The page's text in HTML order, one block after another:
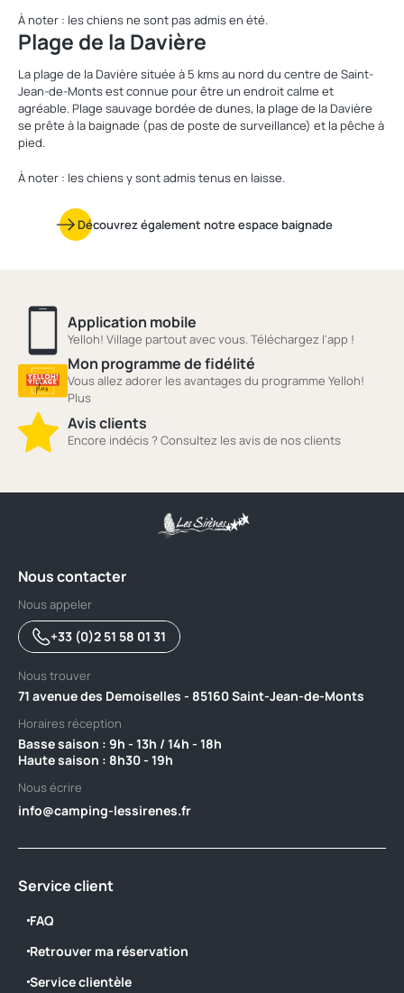
À noter : les chiens ne sont pas admis en été.
Plage de la Davière
La plage de la Davière située à 5 kms au nord du centre de Saint-
Jean-de-Monts est connue pour être un endroit calme et
agréable. Plage sauvage bordée de dunes, la plage de la Davière
se prête à la baignade (pas de poste de surveillance) et la pêche à
pied.
À noter : les chiens y sont admis tenus en laisse.
Découvrez également notre espace baignade
Application mobile
Yelloh! Village partout avec vous. Téléchargez l'app !
Mon programme de fidélité
Vous allez adorer les avantages du programme Yelloh!
Plus
Avis clients
Encore indécis ? Consultez les avis de nos clients
Nous contacter
Nous appeler
+33 (0)2 51 58 01 31
Nous trouver
71 avenue des Demoiselles - 85160 Saint-Jean-de-Monts
Horaires réception
Basse saison : 9h - 13h / 14h - 18h ‎ ‎ ‎ ‎ ‎ ‎ ‎ ‎ ‎ ‎ ‎ ‎ ‎ ‎ ‎ ‎ ‎ ‎ ‎ ‎ ‎ ‎ ‎ ‎ ‎ ‎ ‎ ‎ ‎ ‎ ‎ ‎ ‎ ‎ ‎ ‎ ‎ ‎ ‎ ‎ ‎ ‎ ‎ ‎ ‎ ‎ ‎ ‎ ‎ ‎ ‎
Haute saison : 8h30 - 19h
Nous écrire
info@camping-lessirenes.fr
Service client
FAQ
Retrouver ma réservation
Service clientèle